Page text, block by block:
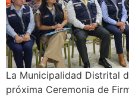
La Municipalidad Distrital
próxima Ceremonia de